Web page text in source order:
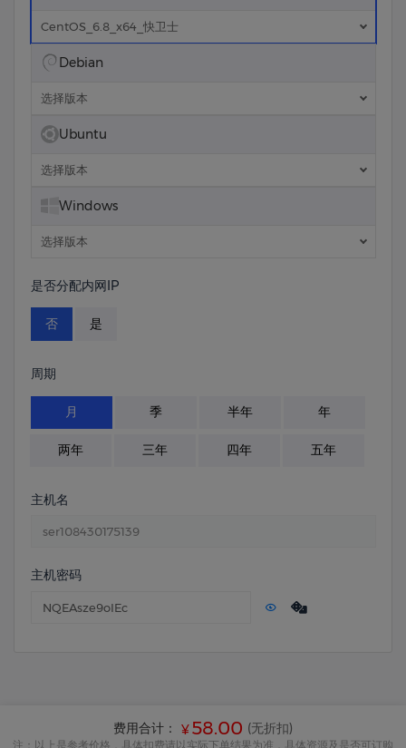
CentOS_6.8_x64_快卫士
Debian
选择版本
Ubuntu
选择版本
Windows
选择版本
是否分配内网IP
否 是
周期
月 季 半年 年
两年 三年 四年 五年
主机名
主机密码
费用合计： ¥58.00 (无折扣)
注：以上是参考价格，具体扣费请以实际下单结果为准，具体资源及是否可订购